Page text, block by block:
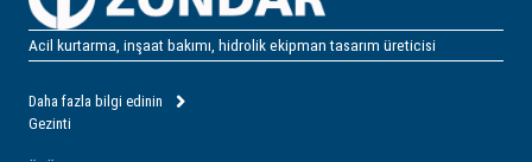
Acil kurtarma, inşaat bakımı, hidrolik ekipman tasarım üreticisi
Daha fazla bilgi edinin
Gezinti